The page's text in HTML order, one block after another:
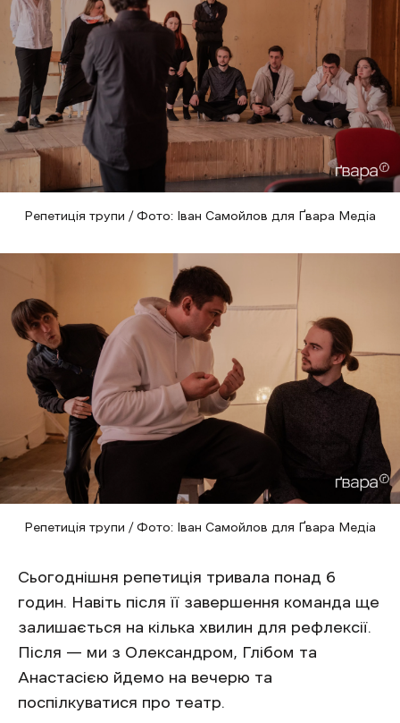
Репетиція трупи / Фото: Іван Самойлов для Ґвара Медіа
Репетиція трупи / Фото: Іван Самойлов для Ґвара Медіа
Сьогоднішня репетиція тривала понад 6
годин. Навіть після її завершення команда ще
залишається на кілька хвилин для рефлексії.
Після — ми з Олександром, Глібом та
Анастасією йдемо на вечерю та
поспілкуватися про театр.